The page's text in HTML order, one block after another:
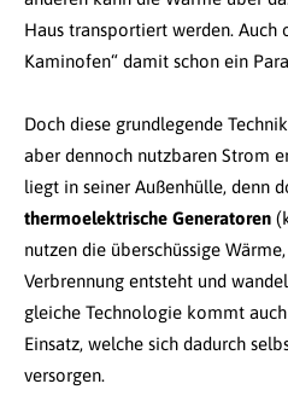
Haus transportiert werden. Auch
Kaminofen“ damit schon ein
Doch diese grundlegende
aber dennoch nutzbaren Strom
liegt in seiner Außenhülle, denn
thermoelektrische Generatoren
nutzen die überschüssige
Verbrennung entsteht und
gleiche Technologie kommt
Einsatz, welche sich dadurch
versorgen.